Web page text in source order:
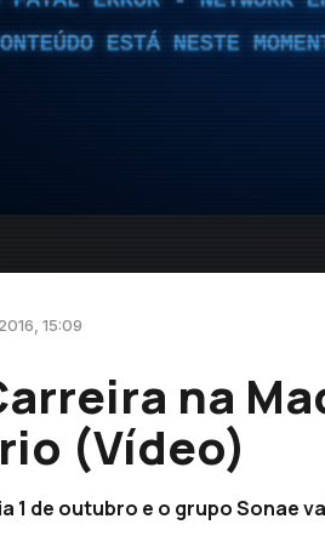
ESTÁ NESTE
15:09
na
(Vídeo)
1 de outubro e o grupo Sonae